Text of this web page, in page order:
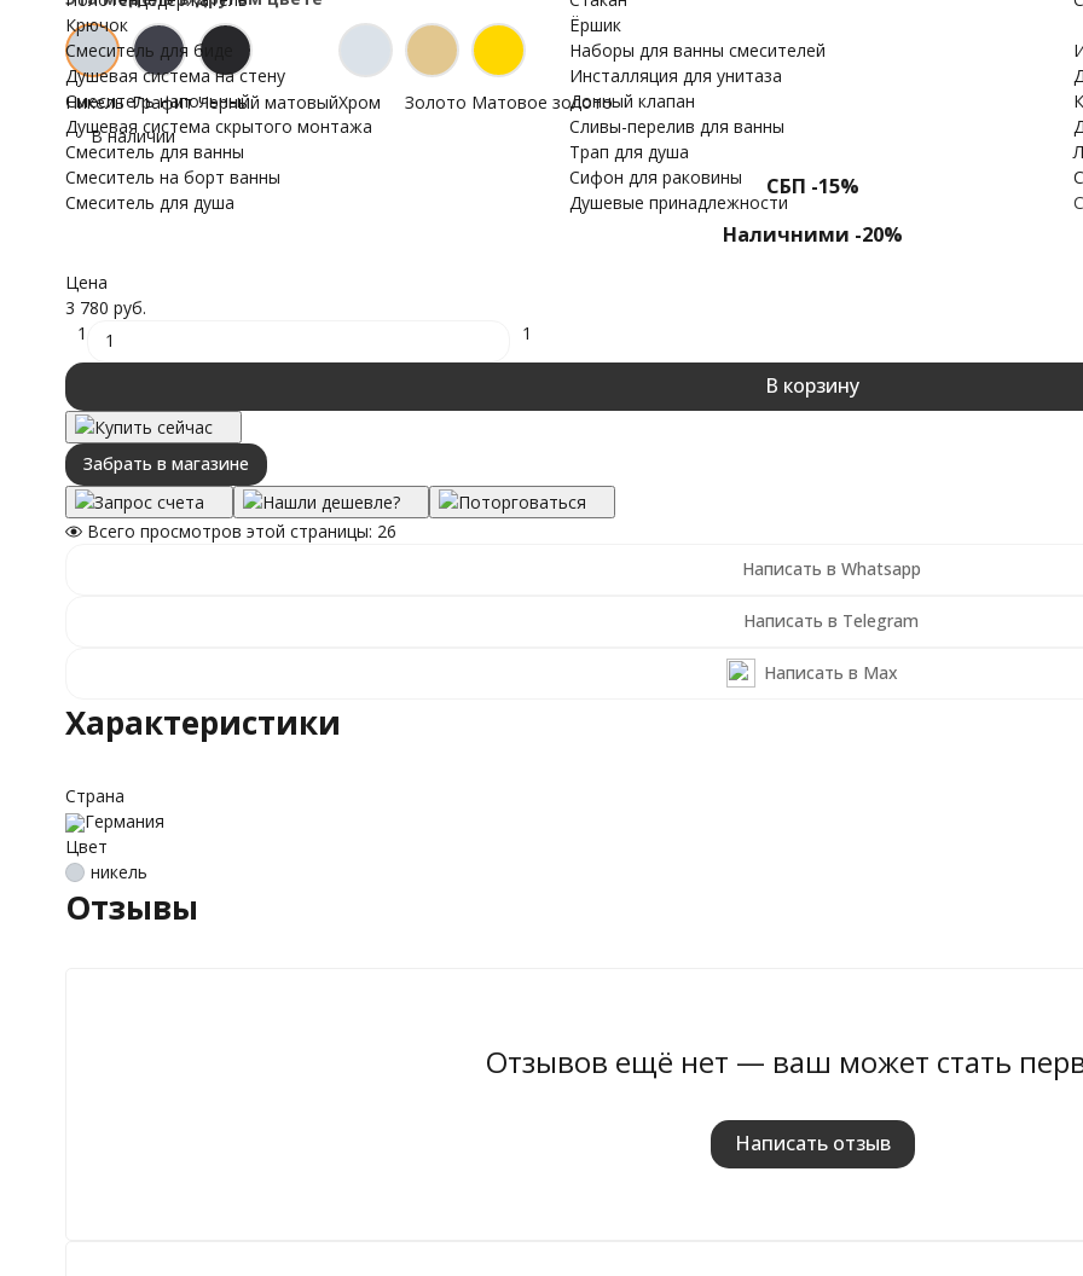
Крючок
Ёршик
Смеситель для биде
Душевая система на стену
Смеситель напольный
Душевая система скрытого монтажа
Смеситель для ванны
Смеситель на борт ванны
Смеситель для душа
Наборы для ванны смесителей
Инсталляция для унитаза
Донный клапан
Cливы-перелив для ванны
Трап для душа
Сифон для раковины
Душевые принадлежности
Никель Графит Черный матовыйХром Золото Матовое золото
В наличии
СБП -15%
Наличними -20%
Цена
3 780 руб.
1
1
В корзину
Купить сейчас
Забрать в магазине
Запрос счета
Нашли дешевле?
Поторговаться
Всего просмотров этой страницы: 26
Написать в Whatsapp
Написать в Telegram
Написать в Max
Характеристики
Страна
Германия
Цвет
никель
Отзывы
Отзывов ещё нет — ваш может стать
Написать отзыв